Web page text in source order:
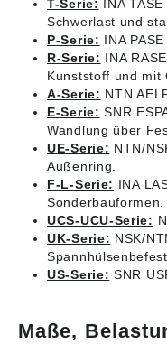
T-Serie: INA
Schwerlast und
P-Serie: INA
R-Serie: INA
Kunststoff und mit
A-Serie: NTN
E-Serie: SNR
Wandlung über
UE-Serie: NTN/
Außenring.
F-L-Serie: INA
Sonderbauformen.
UCS-UCU-Serie:
UK-Serie: NSK/
US-Serie: SNR
Maße,